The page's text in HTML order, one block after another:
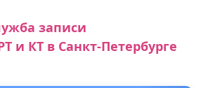
записи
и КТ в Санкт-Петербурге